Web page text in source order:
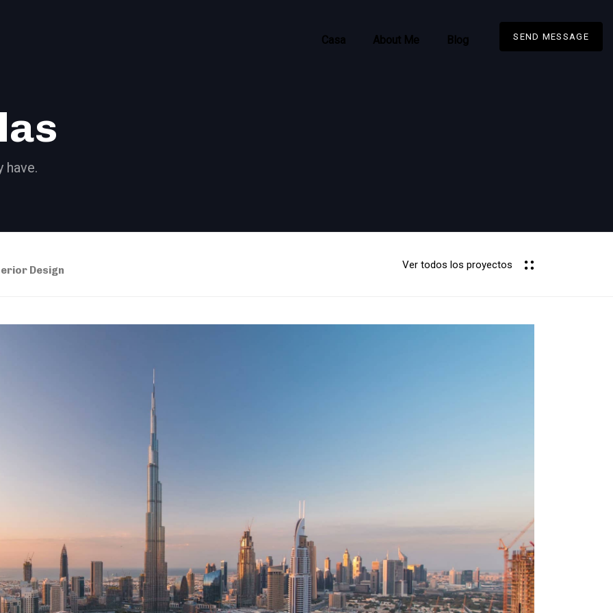
Casa About Me Blog SEND MESSAGE
have.
Design Ver todos los proyectos